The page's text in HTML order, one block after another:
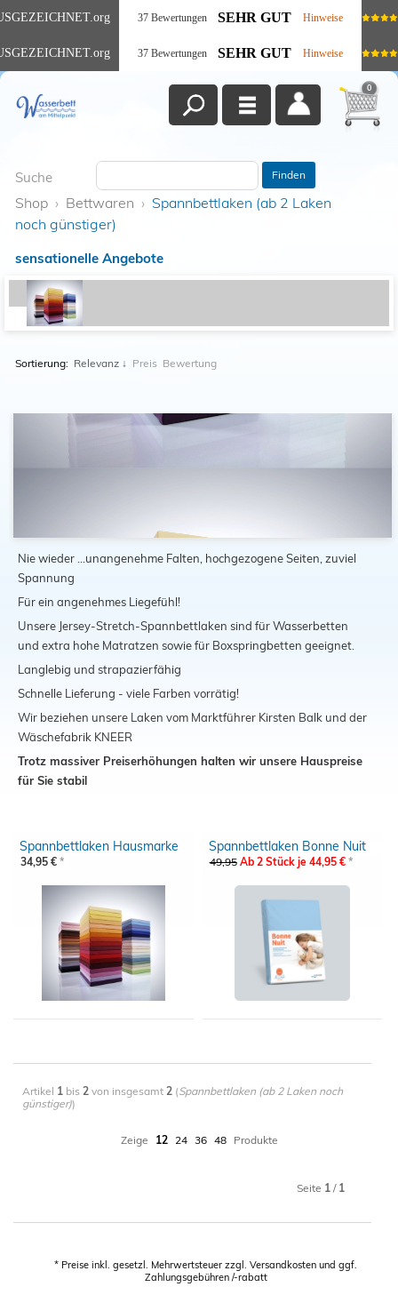
.org 37 Bewertungen SEHR GUT Hinweise
.org 37 Bewertungen SEHR GUT Hinweise
0
Suche Finden
Shop › Bettwaren › Spannbettlaken (ab 2 Laken
noch günstiger)
sensationelle Angebote
Sortierung: Relevanz ↓ Preis Bewertung
Nie wieder ...unangenehme Falten, hochgezogene Seiten, zuviel
Spannung
Für ein angenehmes Liegefühl!
Unsere Jersey-Stretch-Spannbettlaken sind für Wasserbetten
und extra hohe Matratzen sowie für Boxspringbetten geeignet.
Langlebig und strapazierfähig
Schnelle Lieferung - viele Farben vorrätig!
Wir beziehen unsere Laken vom Marktführer Kirsten Balk und der
Wäschefabrik KNEER
Trotz massiver Preiserhöhungen halten wir unsere Hauspreise
für Sie stabil
Spannbettlaken Hausmarke
34,95 € *
Spannbettlaken Bonne Nuit
180/200-200/220
49,95Ab 2 Stück je 44,95 € *
Artikel 1 bis 2 von insgesamt 2 (Spannbettlaken (ab 2 Laken noch
günstiger))
Zeige 12 24 36 48 Produkte
Seite 1 / 1
* Preise inkl. gesetzl. Mehrwertsteuer zzgl. Versandkosten und ggf.
Zahlungsgebühren /-rabatt